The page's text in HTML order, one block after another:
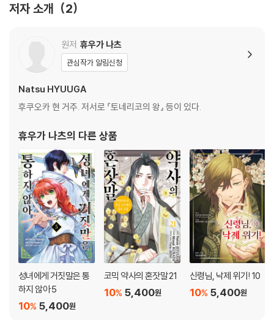
저자 소개 2
원저 휴우가 나츠
관심작가 알림신청
Natsu HYUUGA
후쿠오카 현 거주. 저서로 『토네리코의 왕』 등이 있다.
휴우가 나츠의 다른 상품
성녀에게 거짓말은 통
하지 않아 5
5,400원
10%
코믹 약사의 혼잣말 21
5,400원
10%
신령님, 낙제 위기! 10
5,400원
10%